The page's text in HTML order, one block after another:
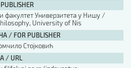
факултет Универзитета у Нишу /
University of Nis
/ FOR PUBLISHER
Стојковић
/ URL